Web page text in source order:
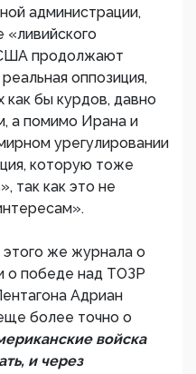
администрации,
продолжают
оппозиция,
как бы курдов, давно
а помимо Ирана и
урегулировании
которую тоже
так как это не
этого же журнала о
о победе над ТОЗР
Адриан
более точно о
войска
и через